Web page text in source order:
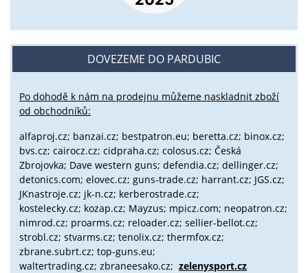
DOVEZEME DO PARDUBIC
Po dohodě k nám na prodejnu můžeme naskladnit zboží
od obchodníků:
alfaproj.cz; banzai.cz; bestpatron.eu; beretta.cz; binox.cz;
bvs.cz; cairocz.cz; cidpraha.cz; colosus.cz; Česká
Zbrojovka; Dave western guns; defendia.cz; dellinger.cz;
detonics.com; elovec.cz; guns-trade.cz; harrant.cz; JGS.cz;
JKnastroje.cz; jk-n.cz; kerberostrade.cz;
kostelecky.cz; kozap.cz; Mayzus; mpicz.com; neopatron.cz;
nimrod.cz; proarms.cz; reloader.cz; sellier-bellot.cz;
strobl.cz; stvarms.cz; tenolix.cz; thermfox.cz;
zbrane.subrt.cz; top-guns.eu;
waltertrading.cz; zbraneesako.cz; zelenysport.cz